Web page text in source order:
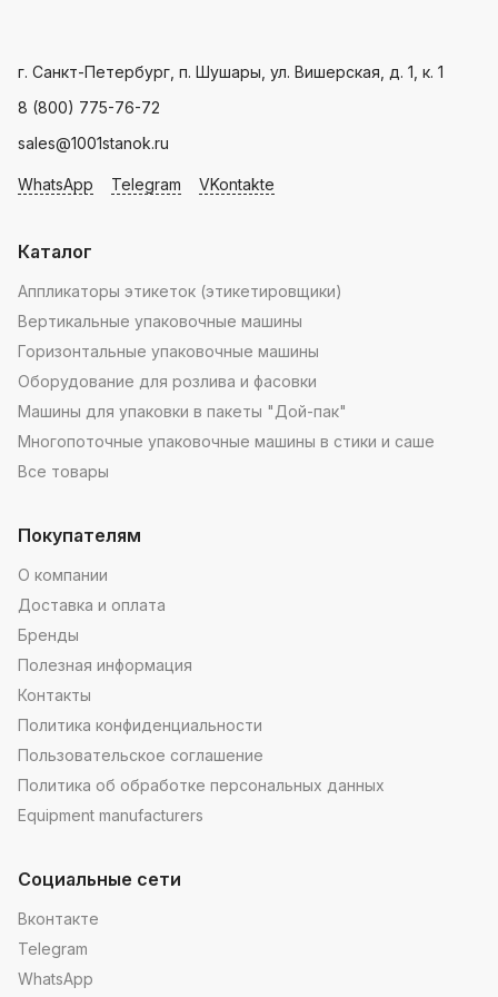
г. Санкт-Петербург, п. Шушары, ул. Вишерская, д. 1, к. 1
8 (800) 775-76-72
sales@1001stanok.ru
WhatsApp Telegram VKontakte
Каталог
Аппликаторы этикеток (этикетировщики)
Вертикальные упаковочные машины
Горизонтальные упаковочные машины
Оборудование для розлива и фасовки
Машины для упаковки в пакеты "Дой-пак"
Многопоточные упаковочные машины в стики и саше
Все товары
Покупателям
О компании
Доставка и оплата
Бренды
Полезная информация
Контакты
Политика конфиденциальности
Пользовательское соглашение
Политика об обработке персональных данных
Equipment manufacturers
Социальные сети
Вконтакте
Telegram
WhatsApp